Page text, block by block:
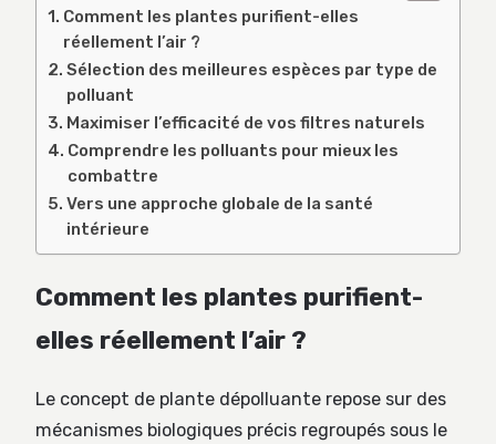
Comment les plantes purifient-elles
réellement l’air ?
Sélection des meilleures espèces par type de
polluant
Maximiser l’efficacité de vos filtres naturels
Comprendre les polluants pour mieux les
combattre
Vers une approche globale de la santé
intérieure
Comment les plantes purifient-
elles réellement l’air ?
Le concept de plante dépolluante repose sur des
mécanismes biologiques précis regroupés sous le